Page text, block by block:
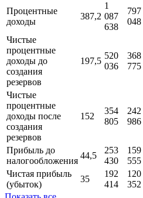
Процентные
доходы
387,2
1
087
638
797
048
Чистые
процентные
доходы до
создания
резервов
197,5
520
036
368
775
Чистые
процентные
доходы поcле
создания
резервов
152
354
805
242
986
Прибыль до
налогообложения
44,5
253
430
159
555
Чистая прибыль
(убыток)
35
192
414
120
352